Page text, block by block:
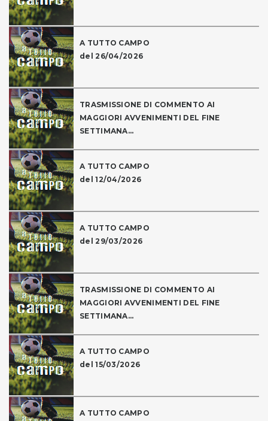
A TUTTO CAMPO
del 26/04/2026
TRASMISSIONE DI COMMENTO AI
MAGGIORI AVVENIMENTI DEL FINE
SETTIMANA...
A TUTTO CAMPO
del 12/04/2026
A TUTTO CAMPO
del 29/03/2026
TRASMISSIONE DI COMMENTO AI
MAGGIORI AVVENIMENTI DEL FINE
SETTIMANA...
A TUTTO CAMPO
del 15/03/2026
A TUTTO CAMPO